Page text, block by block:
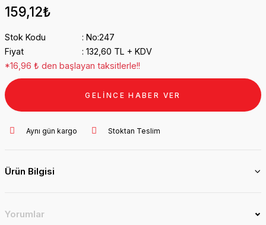
159,12₺
Stok Kodu
No:247
Fiyat
132,60 TL + KDV
*16,96 ₺ den başlayan taksitlerle!!
GELİNCE HABER VER
Aynı gün kargo Stoktan Teslim
Ürün Bilgisi
Yorumlar